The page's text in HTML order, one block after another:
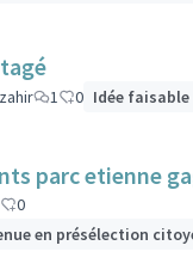
1 0 Idée faisable
parc etienne
0
en présélection